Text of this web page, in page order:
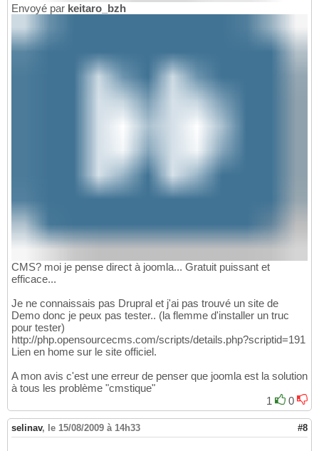
Envoyé par keitaro_bzh
CMS? moi je pense direct à joomla... Gratuit puissant et
efficace...
Je ne connaissais pas Drupral et j'ai pas trouvé un site de
Demo donc je peux pas tester.. (la flemme d'installer un truc
pour tester)
http://php.opensourcecms.com/scripts/details.php?scriptid=191
Lien en home sur le site officiel.
A mon avis c'est une erreur de penser que joomla est la solution
à tous les problème "cmstique"
1
0
selinav, le 15/08/2009 à 14h33 #8